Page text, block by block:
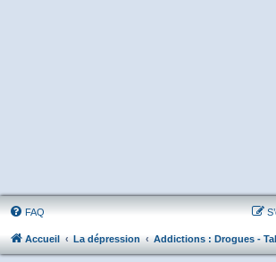
FAQ
Accueil La dépression Addictions : Drogues -